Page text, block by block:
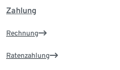
Zahlung
Rechnung
Ratenzahlung